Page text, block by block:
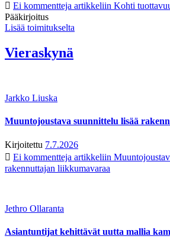
Ei kommentteja artikkeliin Kohti
Pääkirjoitus
Lisää toimitukselta
Vieraskynä
Jarkko Liuska
Muuntojoustava suunnittelu lisää
Kirjoitettu 7.7.2026
Ei kommentteja artikkeliin
rakennuttajan liikkumavaraa
Jethro Ollaranta
Asiantuntijat kehittävät uutta mallia